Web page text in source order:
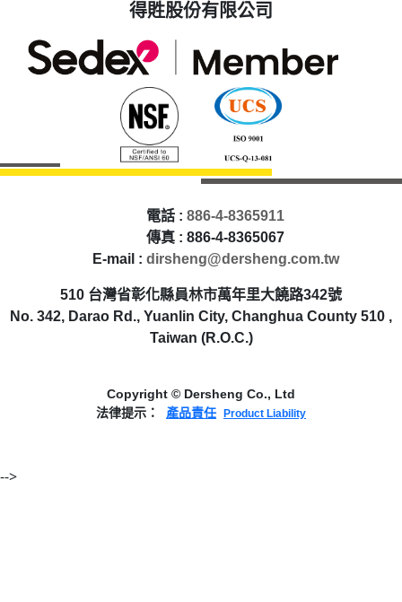
得貹股份有限公司
電話 : 886-4-8365911
傳真 : 886-4-8365067
E-mail : dirsheng@dersheng.com.tw
510 台灣省彰化縣員林市萬年里大饒路342號
No. 342, Darao Rd., Yuanlin City, Changhua County 510 ,
Taiwan (R.O.C.)
Copyright © Dersheng Co., Ltd
法律提示：
產品責任 Product Liability
-->